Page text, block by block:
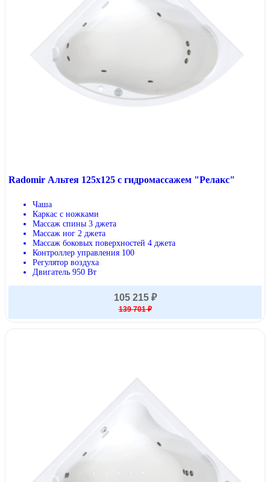
Radomir Альтея 125x125 с гидромассажем "Релакс"
Чаша
Каркас с ножками
Массаж спины 3 джета
Массаж ног 2 джета
Массаж боковых поверхностей 4 джета
Контроллер управления 100
Регулятор воздуха
Двигатель 950 Вт
105 215 ₽
139 701 ₽